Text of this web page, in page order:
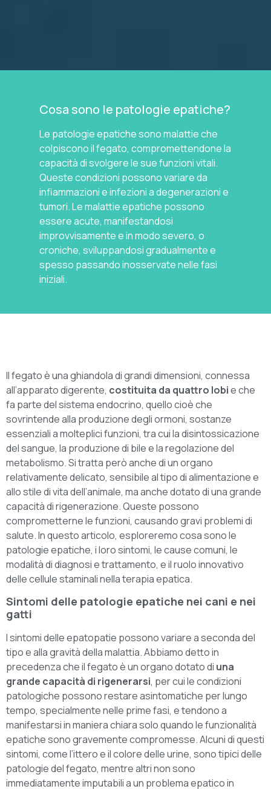
Cosa sono le patologie epatiche?
Le patologie epatiche sono malattie che
colpiscono il fegato, compromettendone la
capacità di svolgere le sue funzioni vitali.
Queste condizioni possono variare da
infiammazioni e infezioni a degenerazioni e
tumori. Le malattie epatiche possono
essere acute, manifestandosi
improvvisamente e in modo severo, o
croniche, sviluppandosi gradualmente e
spesso passando inosservate nelle fasi
iniziali.
Il fegato è una ghiandola di grandi dimensioni, connessa
all’apparato digerente, costituita da quattro lobie che
fa parte del sistema endocrino, quello cioè che
sovrintende alla produzione degli ormoni, sostanze
essenziali a molteplici funzioni, tra cui la disintossicazione
del sangue, la produzione di bile e la regolazione del
metabolismo. Si tratta però anche di un organo
relativamente delicato, sensibile al tipo di alimentazione e
allo stile di vita dell’animale, ma anche dotato di una grande
capacità di rigenerazione. Queste possono
comprometterne le funzioni, causando gravi problemi di
salute. In questo articolo, esploreremo cosa sono le
patologie epatiche, i loro sintomi, le cause comuni, le
modalità di diagnosi e trattamento, e il ruolo innovativo
delle cellule staminali nella terapia epatica.
Sintomi delle patologie epatiche nei cani e nei
gatti
I sintomi delle epatopatie possono variare a seconda del
tipo e alla gravità della malattia. Abbiamo detto in
precedenza che il fegato è un organo dotato di una
grande capacità di rigenerarsi, per cui le condizioni
patologiche possono restare asintomatiche per lungo
tempo, specialmente nelle prime fasi, e tendono a
manifestarsi in maniera chiara solo quando le funzionalità
epatiche sono gravemente compromesse. Alcuni di questi
sintomi, come l’ittero e il colore delle urine, sono tipici delle
patologie del fegato, mentre altri non sono
immediatamente imputabili a un problema epatico in